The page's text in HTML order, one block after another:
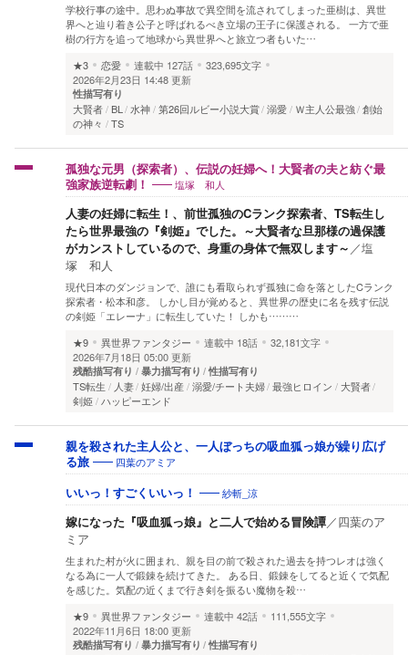
学校行事の途中。思わぬ事故で異空間を流されてしまった亜樹は、異世
界へと辿り着き公子と呼ばれるべき立場の王子に保護される。 一方で亜
樹の行方を追って地球から異世界へと旅立つ者もいた…
★3
恋愛 連載中 127話
323,695文字
2026年2月23日 14:48 更新
性描写有り
大賢者 BL 水神 第26回ルビー小説大賞 溺愛 Ｗ主人公最強 創始
の神々
TS
孤独な元男（探索者）、伝説の妊婦へ！大賢者の夫と紡ぐ最
強家族逆転劇！
塩塚 和人
人妻の妊婦に転生！、前世孤独のCランク探索者、TS転生し
たら世界最強の『剣姫』でした。～大賢者な旦那様の過保護
がカンストしているので、身重の身体で無双します～ ／塩
塚 和人
現代日本のダンジョンで、誰にも看取られず孤独に命を落としたCランク
探索者・松本和彦。 しかし目が覚めると、異世界の歴史に名を残す伝説
の剣姫「エレーナ」に転生していた！ しかも………
★9
異世界ファンタジー 連載中 18話
32,181文字
2026年7月18日 05:00 更新
残酷描写有り 暴力描写有り 性描写有り
TS転生 人妻 妊婦/出産 溺愛/チート夫婦 最強ヒロイン
大賢者
剣姫 ハッピーエンド
親を殺された主人公と、一人ぼっちの吸血狐っ娘が繰り広げ
る旅
四葉のアミア
いいっ！すごくいいっ！ 紗斬_涼
嫁になった『吸血狐っ娘』と二人で始める冒険譚／四葉のア
ミア
生まれた村が火に囲まれ、親を目の前で殺された過去を持つレオは強く
なる為に一人で鍛錬を続けてきた。 ある日、鍛錬をしてると近くで気配
を感じた。気配の近くまで行き剣を振るい魔物を殺…
★9
異世界ファンタジー 連載中 42話
111,555文字
2022年11月6日 18:00 更新
残酷描写有り 暴力描写有り 性描写有り